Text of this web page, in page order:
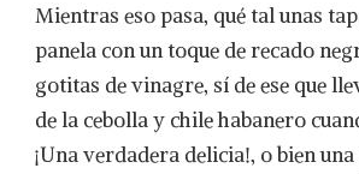
Mientras eso pasa, qué tal unas
panela con un toque de recado
gotitas de vinagre, sí de ese que
de la cebolla y chile habanero
¡Una verdadera delicia!, o bien una